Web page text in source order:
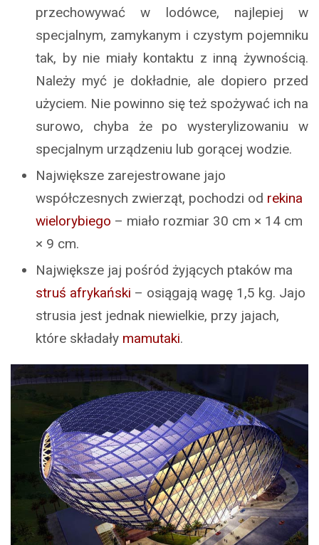
przechowywać w lodówce, najlepiej w
specjalnym, zamykanym i czystym pojemniku
tak, by nie miały kontaktu z inną żywnością.
Należy myć je dokładnie, ale dopiero przed
użyciem. Nie powinno się też spożywać ich na
surowo, chyba że po wysterylizowaniu w
specjalnym urządzeniu lub gorącej wodzie.
Największe zarejestrowane jajo
współczesnych zwierząt, pochodzi od rekina
wielorybiego – miało rozmiar 30 cm × 14 cm
× 9 cm.
Największe jaj pośród żyjących ptaków ma
struś afrykański – osiągają wagę 1,5 kg. Jajo
strusia jest jednak niewielkie, przy jajach,
które składały mamutaki.